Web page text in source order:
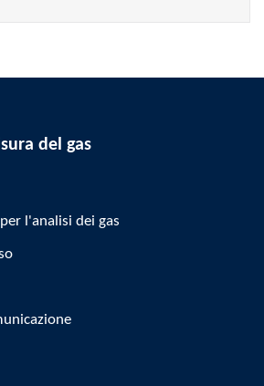
del gas
l'analisi dei gas